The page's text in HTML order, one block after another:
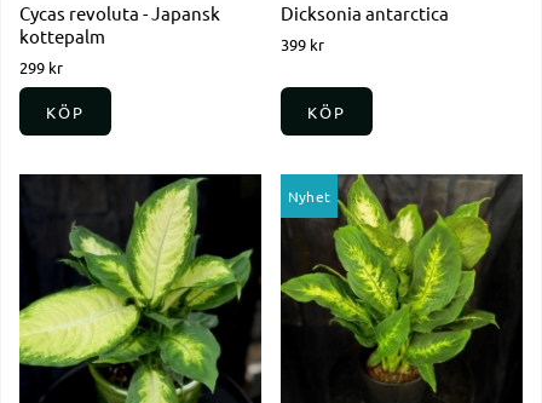
Cycas revoluta - Japansk
kottepalm
299 kr
KÖP
Dicksonia antarctica
399 kr
KÖP
Nyhet